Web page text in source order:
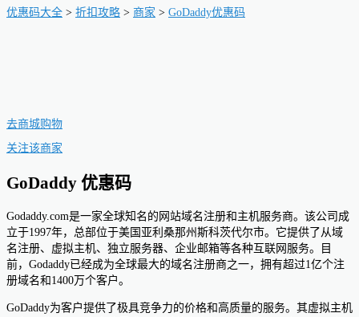
优惠码大全 > 折扣攻略 > 商家 > GoDaddy优惠码
去商城购物
关注该商家
GoDaddy 优惠码
Godaddy.com是一家全球知名的网站域名注册和主机服务商。该公司成
立于1997年，总部位于美国亚利桑那州斯科茨代尔市。它提供了从域
名注册、虚拟主机、独立服务器、企业邮箱等各种互联网服务。目
前，Godaddy已经成为全球最大的域名注册商之一，拥有超过1亿个注
册域名和1400万个客户。
GoDaddy为客户提供了极具竞争力的价格和高质量的服务。其虚拟主机